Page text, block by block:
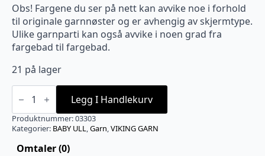
Obs! Fargene du ser på nett kan avvike noe i forhold
til originale garnnøster og er avhengig av skjermtype.
Ulike garnparti kan også avvike i noen grad fra
fargebad til fargebad.
21 på lager
BABY
ULL
-
303
antall
Legg I Handlekurv
Produktnummer:03303
Kategorier: BABY ULL,Garn,VIKING GARN
Omtaler (0)